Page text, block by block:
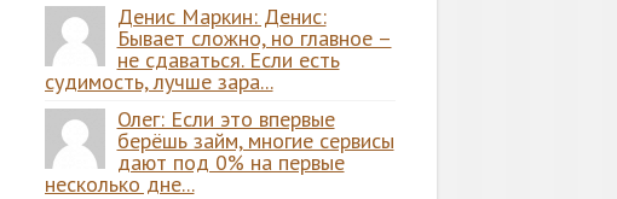
Денис Маркин: Денис:
Бывает сложно, но главное –
не сдаваться. Если есть
судимость, лучше зара...
Олег: Если это впервые
берёшь займ, многие сервисы
дают под 0% на первые
несколько дне...